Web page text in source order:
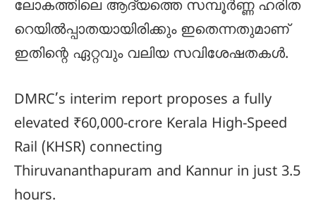
ലോകത്തിലെ ആദ്യത്തെ സമ്പൂർണ്ണ ഹരിത
റെയിൽപ്പാതയായിരിക്കും ഇതെന്നതുമാണ്
ഇതിന്റെ ഏറ്റവും വലിയ സവിശേഷതകൾ.
DMRC’s interim report proposes a fully
elevated ₹60,000-crore Kerala High-Speed
Rail (KHSR) connecting
Thiruvananthapuram and Kannur in just 3.5
hours.